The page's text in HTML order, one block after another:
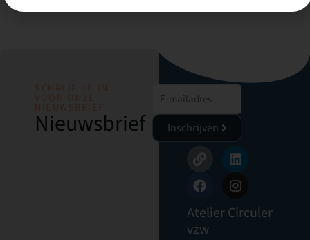
SCHRIJF JE IN
VOOR ONZE
NIEUWSBRIEF
Nieuwsbrief Inschrijven
Atelier Circuler
vzw